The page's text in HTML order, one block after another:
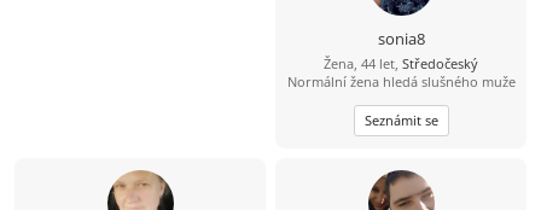
sonia8
Žena, 44 let, Středočeský
Normální žena hledá slušného muže
Seznámit se